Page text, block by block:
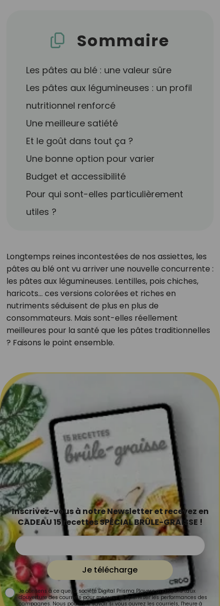
Sommaire
Les pâtes au blé : une valeur sûre
Les pâtes aux légumineuses : un profil
nutritionnel renforcé
Une meilleure satiété
Et le goût dans tout ça ?
Une bonne option pour varier
Budget et accessibilité
Pour qui sont-elles particulièrement
utiles ?
Longtemps reines incontestées de nos assiettes, les
pâtes au blé ont vu arriver une nouvelle concurrente :
les pâtes aux légumineuses. Lentilles, pois chiches,
haricots… ces versions colorées et riches en
nutriments séduisent de plus en plus de
consommateurs. Mais sont-elles réellement
meilleures pour la santé que les pâtes traditionnelles
? Faisons le point ensemble.
Inscrivez-vous à notre Newsletter et recevez en
CADEAU 15 recettes SPÉCIAL BRÛLE-GRAISSE !
Je télécharge
Je consens à ce que la société Digital Prisma Players analyse le taux
d'ouverture des courriels pour mesurer et optimiser les performances des
campagnes. Nous pourrons savoir si vous ouvrez les courriels, l'heure à